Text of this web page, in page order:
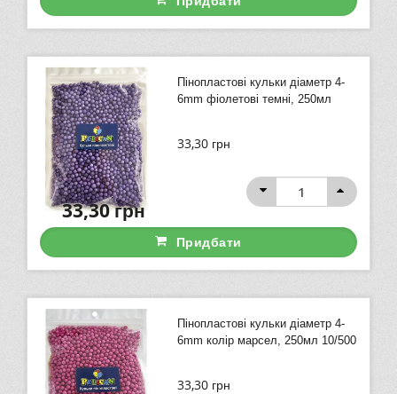
Пінопластові кульки діаметр 4-
6mm фіолетові темні, 250мл
33,30 грн
33,30грн
Придбати
Пінопластові кульки діаметр 4-
6mm колір марсел, 250мл 10/500
33,30 грн